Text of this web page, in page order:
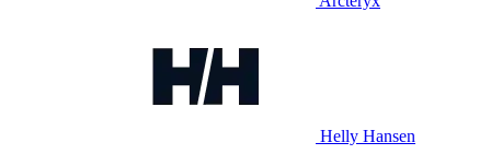
Helly Hansen